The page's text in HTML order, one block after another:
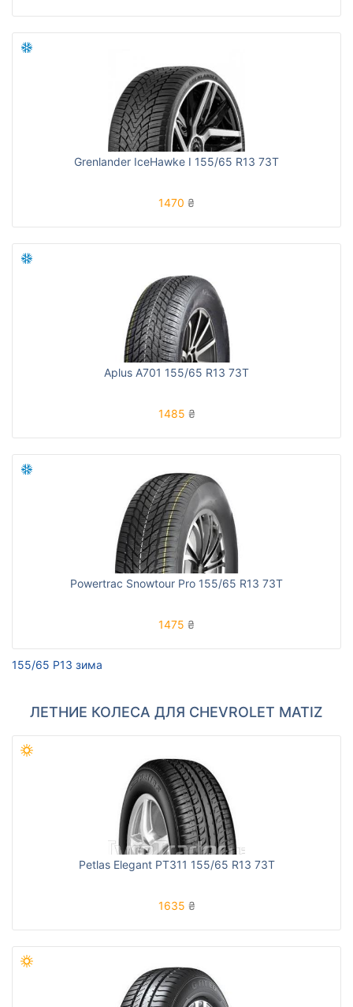
Grenlander IceHawke I 155/65 R13 73T
1470 ₴
Aplus A701 155/65 R13 73T
1485 ₴
Powertrac Snowtour Pro 155/65 R13 73T
1475 ₴
155/65 Р13 зима
ЛЕТНИЕ КОЛЕСА ДЛЯ CHEVROLET MATIZ
Petlas Elegant PT311 155/65 R13 73T
1635 ₴